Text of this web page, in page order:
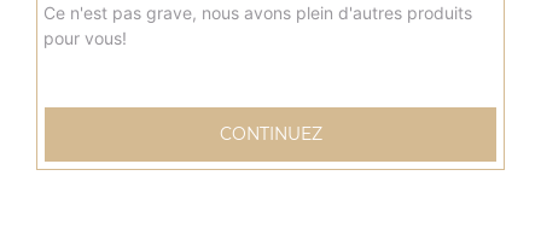
Ice tea 1,25l
3.50€
Ce n'est pas grave, nous avons plein d'autres produits
pour vous!
CONTINUEZ